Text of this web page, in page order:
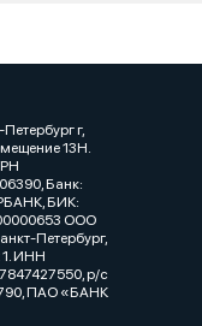
г,
13Н.
Банк:
БИК:
ООО
Петербург,
1. ИНН
р/с
ПАО «БАНК